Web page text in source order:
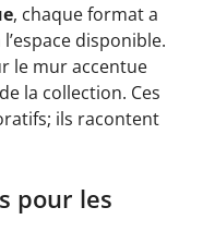
, chaque format a
disponible.
le mur accentue
la collection. Ces
ils racontent
pour les